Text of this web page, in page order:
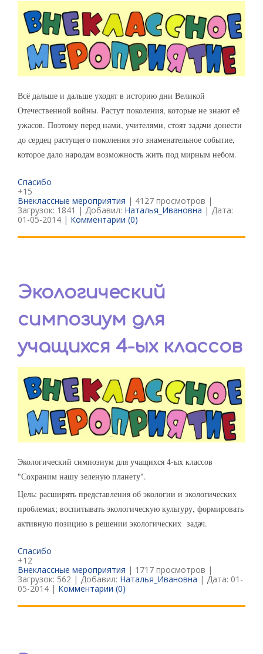
Всё дальше и дальше уходят в историю дни Великой
Отечественной войны. Растут поколения, которые не знают её
ужасов. Поэтому перед нами, учителями, стоят задачи донести
до сердец растущего поколения это знаменательное событие,
которое дало народам возможность жить под мирным небом.
Спасибо
+15
Внеклассные мероприятия | 4127 просмотров |
Загрузок: 1841 | Добавил: Наталья_Ивановна | Дата:
01-05-2014 | Комментарии (0)
Экологический
симпозиум для
учащихся 4-ых классов
Экологический симпозиум для учащихся 4-ых классов
"Сохраним нашу зеленую планету".
Цель: расширять представления об экологии и экологических
проблемах; воспитывать экологическую культуру, формировать
активную позицию в решении экологических задач.
Спасибо
+12
Внеклассные мероприятия | 1717 просмотров |
Загрузок: 562 | Добавил: Наталья_Ивановна | Дата: 01-
05-2014 | Комментарии (0)